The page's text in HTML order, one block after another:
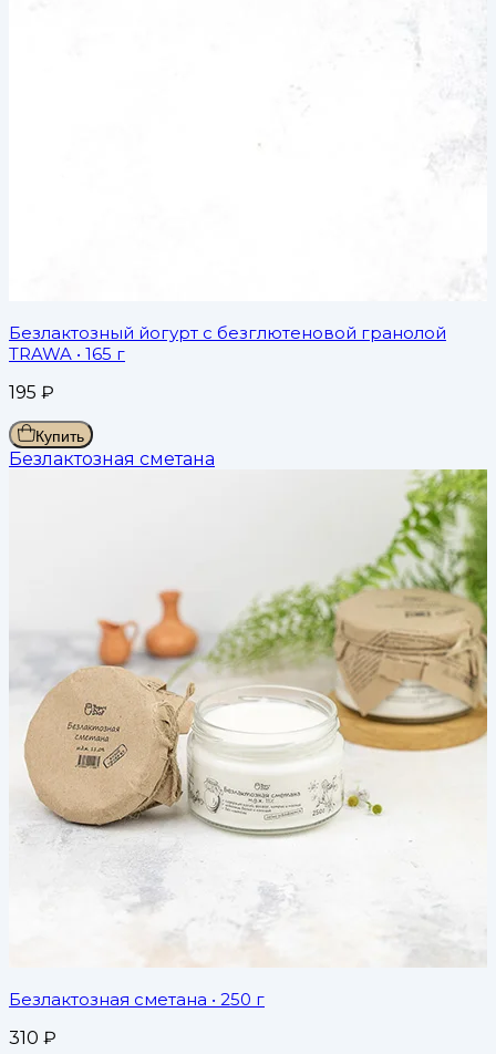
Безлактозный йогурт с безглютеновой гранолой
TRAWA • 165 г
195 ₽
Купить
Безлактозная сметана
Безлактозная сметана • 250 г
310 ₽